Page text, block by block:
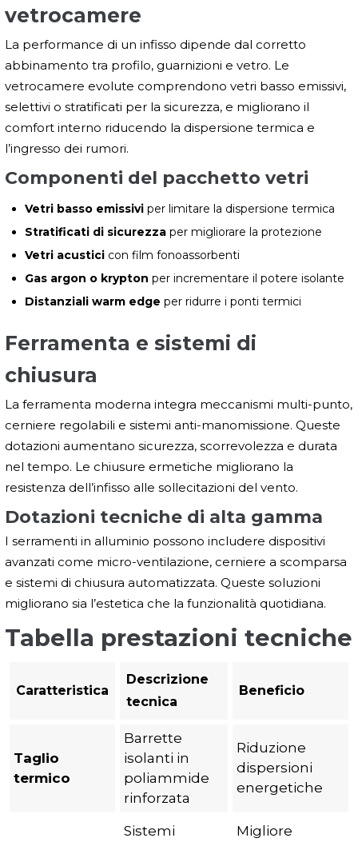
vetrocamere
La performance di un infisso dipende dal corretto
abbinamento tra profilo, guarnizioni e vetro. Le
vetrocamere evolute comprendono vetri basso emissivi,
selettivi o stratificati per la sicurezza, e migliorano il
comfort interno riducendo la dispersione termica e
l’ingresso dei rumori.
Componenti del pacchetto vetri
Vetri basso emissivi per limitare la dispersione termica
Stratificati di sicurezza per migliorare la protezione
Vetri acustici con film fonoassorbenti
Gas argon o krypton per incrementare il potere isolante
Distanziali warm edge per ridurre i ponti termici
Ferramenta e sistemi di
chiusura
La ferramenta moderna integra meccanismi multi-punto,
cerniere regolabili e sistemi anti-manomissione. Queste
dotazioni aumentano sicurezza, scorrevolezza e durata
nel tempo. Le chiusure ermetiche migliorano la
resistenza dell’infisso alle sollecitazioni del vento.
Dotazioni tecniche di alta gamma
I serramenti in alluminio possono includere dispositivi
avanzati come micro-ventilazione, cerniere a scomparsa
e sistemi di chiusura automatizzata. Queste soluzioni
migliorano sia l’estetica che la funzionalità quotidiana.
Tabella prestazioni tecniche
Caratteristica
Descrizione
tecnica
Beneficio
Taglio
termico
Barrette
isolanti in
poliammide
rinforzata
Riduzione
dispersioni
energetiche
Sistemi
Migliore